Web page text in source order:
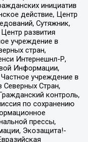
инициатив
действие, Центр
Сутяжник,
развития
учреждение в
стран,
Интернешнл-Р,
Информации,
учреждение в
Северных Стран,
контроль,
по сохранению
прессы,
Экозащита!-